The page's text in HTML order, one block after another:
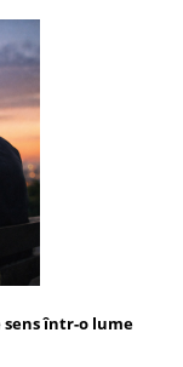
sens într-o lume